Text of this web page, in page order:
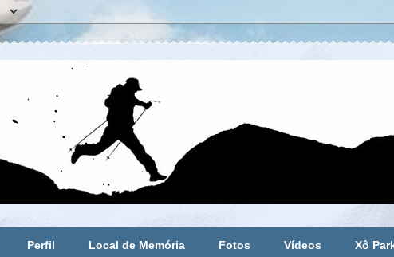
Perfil Local de Memória Fotos Vídeos Xô